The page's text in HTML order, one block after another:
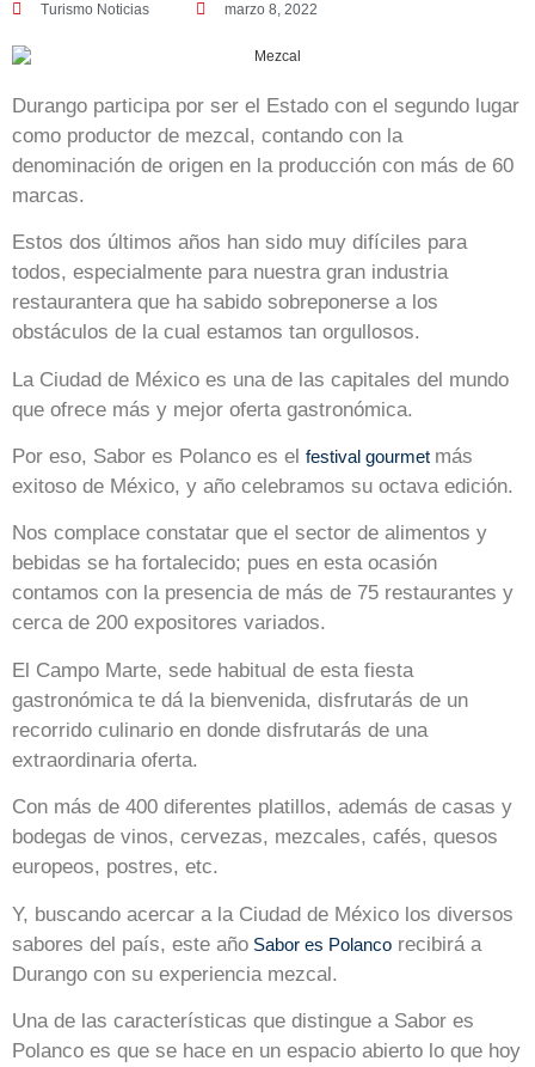
Turismo Noticias marzo 8, 2022
Durango participa por ser el Estado con el segundo lugar
como productor de mezcal, contando con la
denominación de origen en la producción con más de 60
marcas.
Estos dos últimos años han sido muy difíciles para
todos, especialmente para nuestra gran industria
restaurantera que ha sabido sobreponerse a los
obstáculos de la cual estamos tan orgullosos.
La Ciudad de México es una de las capitales del mundo
que ofrece más y mejor oferta gastronómica.
Por eso, Sabor es Polanco es el festival gourmet más
exitoso de México, y año celebramos su octava edición.
Nos complace constatar que el sector de alimentos y
bebidas se ha fortalecido; pues en esta ocasión
contamos con la presencia de más de 75 restaurantes y
cerca de 200 expositores variados.
El Campo Marte, sede habitual de esta fiesta
gastronómica te dá la bienvenida, disfrutarás de un
recorrido culinario en donde disfrutarás de una
extraordinaria oferta.
Con más de 400 diferentes platillos, además de casas y
bodegas de vinos, cervezas, mezcales, cafés, quesos
europeos, postres, etc.
Y, buscando acercar a la Ciudad de México los diversos
sabores del país, este año Sabor es Polanco recibirá a
Durango con su experiencia mezcal.
Una de las características que distingue a Sabor es
Polanco es que se hace en un espacio abierto lo que hoy